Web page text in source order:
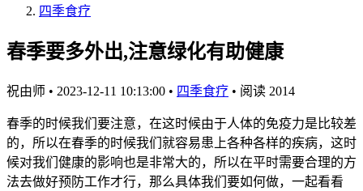
四季食疗
春季要多外出,注意绿化有助健康
祝由师 • 2023-12-11 10:13:00 • 四季食疗 • 阅读 2014
春季的时候我们要注意，在这时候由于人体的免疫力是比较差
的，所以在春季的时候我们就容易患上各种各样的疾病，这时
候对我们健康的影响也是非常大的，所以在平时需要合理的方
法去做好预防工作才行，那么具体我们要如何做，一起看看